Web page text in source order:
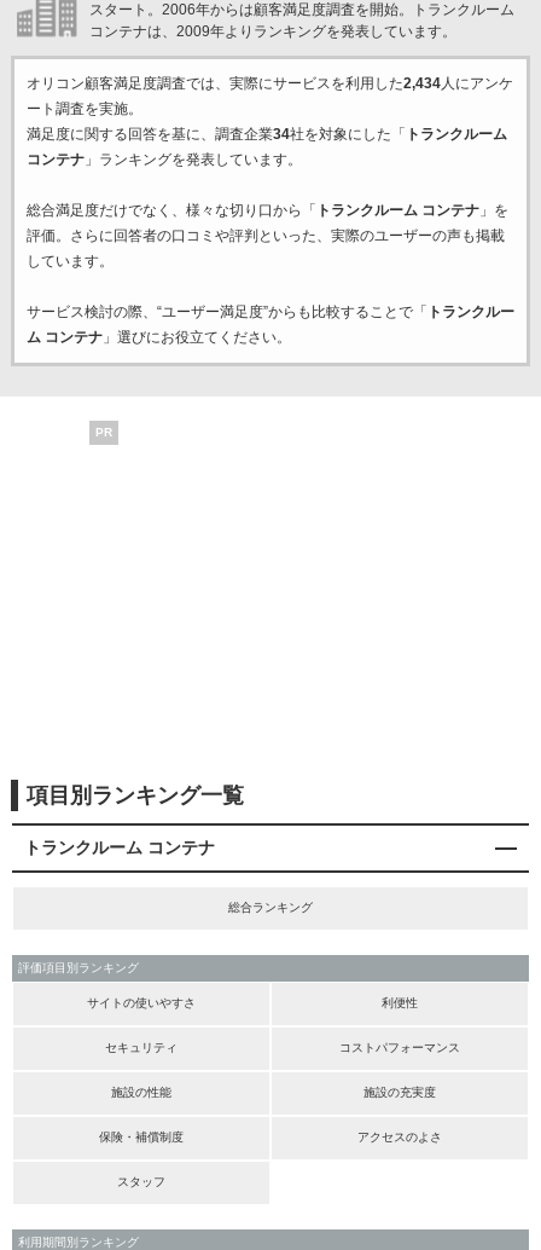
スタート。2006年からは顧客満足度調査を開始。トランクルーム
コンテナは、2009年よりランキングを発表しています。
オリコン顧客満足度調査では、実際にサービスを利用した2,434人にアンケ
ート調査を実施。
満足度に関する回答を基に、調査企業34社を対象にした「
トランクルーム
コンテナ」ランキングを発表しています。
総合満足度だけでなく、様々な切り口から「 トランクルーム コンテナ」を
評価。さらに回答者の口コミや評判といった、実際のユーザーの声も掲載
しています。
サービス検討の際、“ユーザー満足度”からも比較することで「
トランクルー
ム コンテナ」選びにお役立てください。
PR
項目別ランキング一覧
トランクルーム コンテナ
総合ランキング
評価項目別ランキング
サイトの使いやすさ 利便性
セキュリティ コストパフォーマンス
施設の性能 施設の充実度
保険・補償制度 アクセスのよさ
スタッフ
利用期間別ランキング